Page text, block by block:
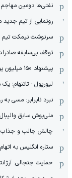
نفتی‌ها دومین
رونمایی از تیم
سرنوشت نیمکت
توقف بی‌سابقه
پیشنهاد ۱۵۰ میلیون یورویی برای پرز گران تمام شد
لیورپول - تاتنهام؛
نبرد نابرابر: مسی به
ملی‌پوش سابق
چالش جالب و جذاب
ستاره انگلیس به
حمایت جنجالی: